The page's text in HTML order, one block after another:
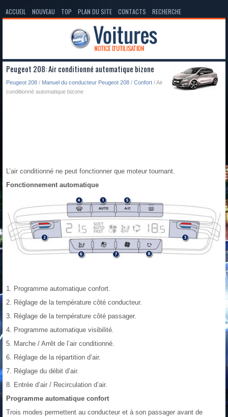
ACCUEIL NOUVEAU TOP PLAN DU SITE CONTACTS RECHERCHE
Peugeot 208: Air conditionné automatique bizone
Peugeot 208 / Manuel du conducteur Peugeot 208 / Confort / Air
conditionné automatique bizone
L’air conditionné ne peut fonctionner que moteur tournant.
Fonctionnement automatique
1. Programme automatique confort.
2. Réglage de la température côté conducteur.
3. Réglage de la température côté passager.
4. Programme automatique visibilité.
5. Marche / Arrêt de l’air conditionné.
6. Réglage de la répartition d’air.
7. Réglage du débit d’air.
8. Entrée d’air / Recirculation d’air.
Programme automatique confort
Trois modes permettent au conducteur et à son passager avant de